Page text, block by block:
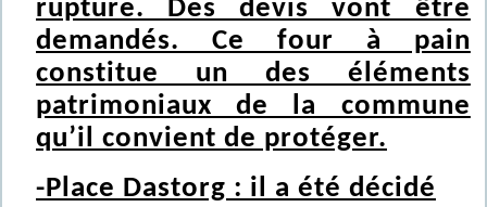
rupture. Des devis vont être
demandés. Ce four à pain
constitue un des éléments
patrimoniaux de la commune
qu’il convient de protéger.
-Place Dastorg : il a été décidé